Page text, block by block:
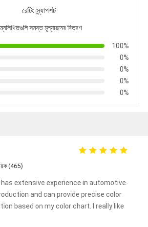
রেটিং স্ন্যাপশট
সমস্ত মূল্যায়নের বিতরণ
100%
0%
0%
0%
0%
(465)
has extensive experience in automotive
and can provide precise color
based on my color chart. I really like